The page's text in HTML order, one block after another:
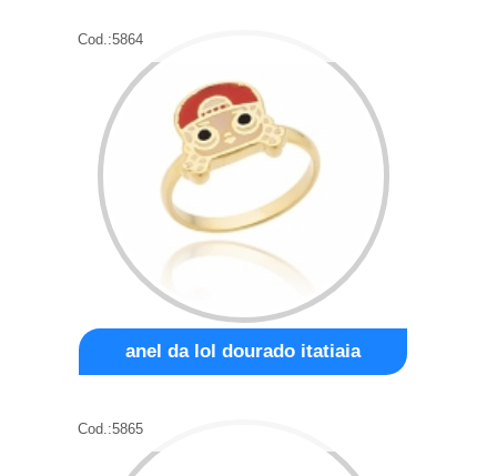
Cod.:5864
anel da lol dourado itatiaia
Cod.:5865